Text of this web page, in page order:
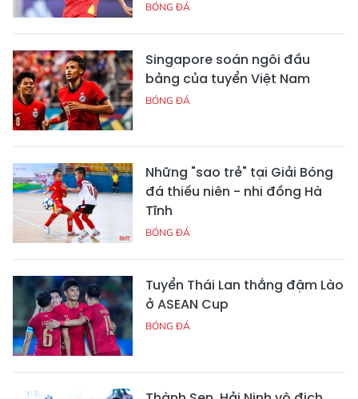
BÓNG ĐÁ
Singapore soán ngôi đầu
bảng của tuyển Việt Nam
BÓNG ĐÁ
Những "sao trẻ" tại Giải Bóng
đá thiếu niên - nhi đồng Hà
Tĩnh
BÓNG ĐÁ
Tuyển Thái Lan thắng đậm Lào
ở ASEAN Cup
BÓNG ĐÁ